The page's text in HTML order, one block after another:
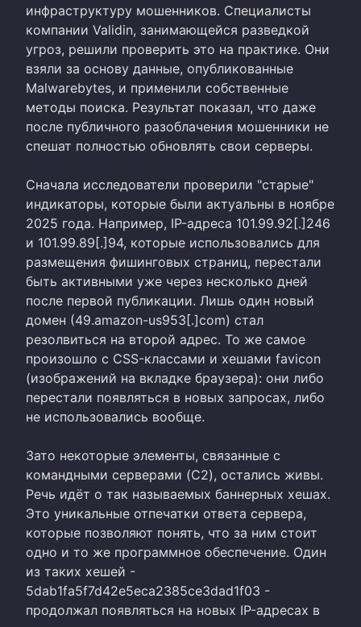
инфраструктуру мошенников. Специалисты
компании Validin, занимающейся разведкой
угроз, решили проверить это на практике. Они
взяли за основу данные, опубликованные
Malwarebytes, и применили собственные
методы поиска. Результат показал, что даже
после публичного разоблачения мошенники не
спешат полностью обновлять свои серверы.
Сначала исследователи проверили "старые"
индикаторы, которые были актуальны в ноябре
2025 года. Например, IP-адреса 101.99.92[.]246
и 101.99.89[.]94, которые использовались для
размещения фишинговых страниц, перестали
быть активными уже через несколько дней
после первой публикации. Лишь один новый
домен (49.amazon-us953[.]com) стал
резолвиться на второй адрес. То же самое
произошло с CSS-классами и хешами favicon
(изображений на вкладке браузера): они либо
перестали появляться в новых запросах, либо
не использовались вообще.
Зато некоторые элементы, связанные с
командными серверами (C2), остались живы.
Речь идёт о так называемых баннерных хешах.
Это уникальные отпечатки ответа сервера,
которые позволяют понять, что за ним стоит
одно и то же программное обеспечение. Один
из таких хешей -
5dab1fa5f7d42e5eca2385ce3dad1f03 -
продолжал появляться на новых IP-адресах в